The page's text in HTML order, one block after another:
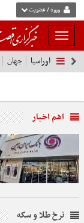
ورود / عضویت
بار
و
بسته
نمودن
اوراسیا جهان
اهم اخبار
نرخ طلا و سکه